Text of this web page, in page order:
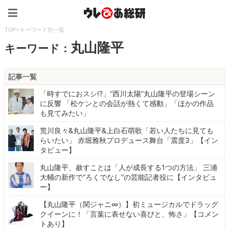
TOP>キーワード別一覧
キーワード： 丸山隆平
記事一覧
「時すでにおスシ!?」“西川太陽”丸山隆平の登場シーン
に反響 「松ケンとの会話が熱くて感動」「ほかの作品
も見てみたい」
荒川良々&丸山隆平&上白石萌歌「若い人たちに見ても
らいたい」 赤堀雅秋プロデュース舞台「震度3」【イン
タビュー】
丸山隆平、赦すことは「人が成長する1つの方法」 三浦
大輔の新作で“ろくでなし”の芸能記者役に【インタビュ
ー】
【丸山隆平（関ジャニ∞）】初ミュージカルでドラッグ
クイーンに！「言葉に表せない喜びと、怖さ」【コメン
トあり】